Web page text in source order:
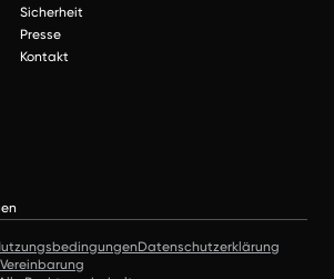
Sicherheit
Presse
Kontakt
Datenschutzerklärung
Vereinbarung